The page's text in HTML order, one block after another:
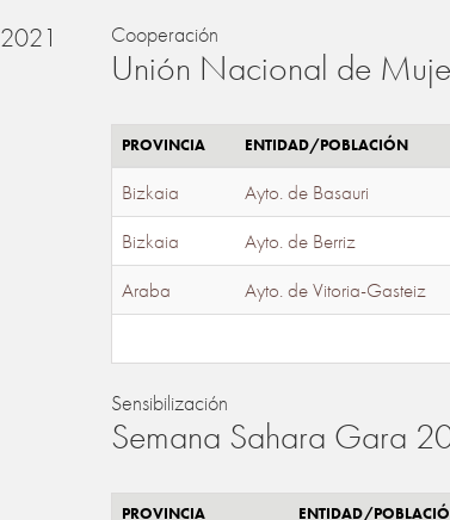
2021 Cooperación
Unión Nacional de
PROVINCIA ENTIDAD/POBLACIÓN
Bizkaia Ayto. de Basauri
Bizkaia
Ayto. de Berriz
Araba
Ayto. de Vitoria-Gasteiz
Sensibilización
Semana Sahara Gara
PROVINCIA ENTIDAD/